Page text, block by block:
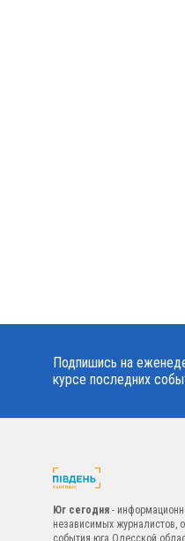
Подпишись на
курсе последних
Юг сегодня -
независимых журналистов,
события юга Одесской